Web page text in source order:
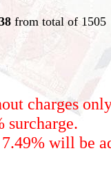
from total of 1505
charges
surcharge.
will be